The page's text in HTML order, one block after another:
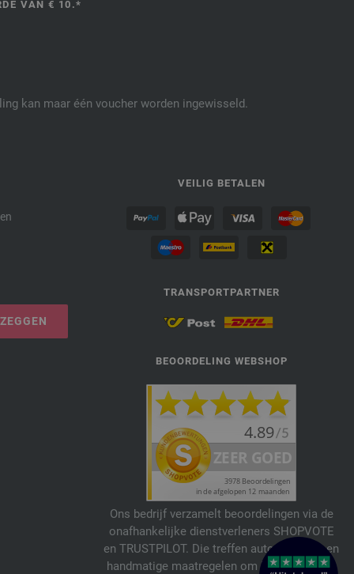
VAN € 10.*
kan maar één voucher worden ingewisseld.
VEILIG BETALEN
TRANSPORTPARTNER
BEOORDELING WEBSHOP
Ons bedrijf verzamelt beoordelingen via de
onafhankelijke dienstverleners SHOPVOTE
en TRUSTPILOT. Die treffen automatische en
handmatige maatregelen om beoordelingen